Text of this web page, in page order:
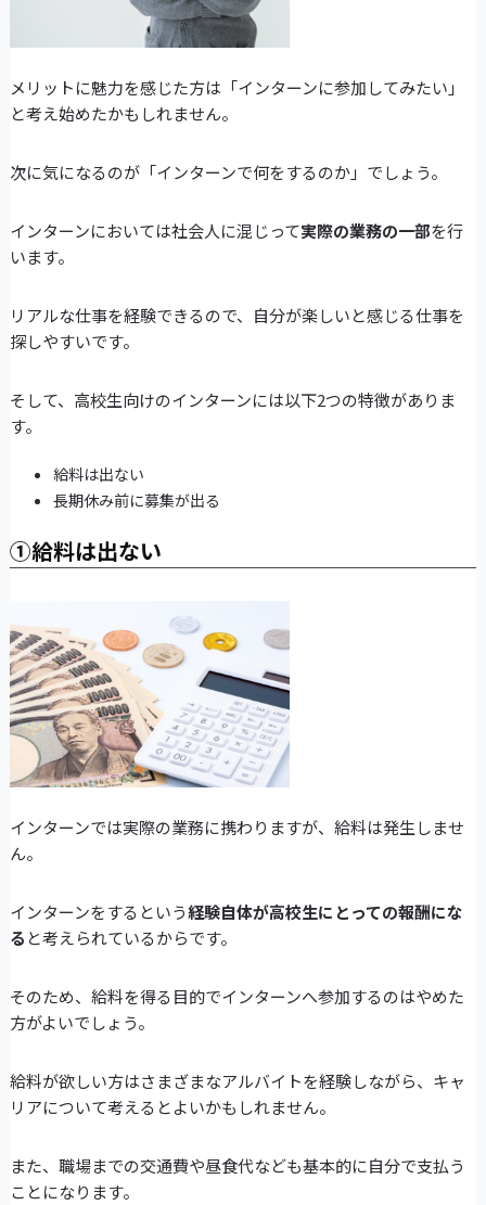
メリットに魅力を感じた方は「インターンに参加してみたい」
と考え始めたかもしれません。
次に気になるのが「インターンで何をするのか」でしょう。
インターンにおいては社会人に混じって実際の業務の一部を行
います。
リアルな仕事を経験できるので、自分が楽しいと感じる仕事を
探しやすいです。
そして、高校生向けのインターンには以下2つの特徴がありま
す。
給料は出ない
長期休み前に募集が出る
①給料は出ない
インターンでは実際の業務に携わりますが、給料は発生しませ
ん。
インターンをするという経験自体が高校生にとっての報酬にな
る と考えられているからです。
そのため、給料を得る目的でインターンへ参加するのはやめた
方がよいでしょう。
給料が欲しい方はさまざまなアルバイトを経験しながら、キャ
リアについて考えるとよいかもしれません。
また、職場までの交通費や昼食代なども基本的に自分で支払う
ことになります。